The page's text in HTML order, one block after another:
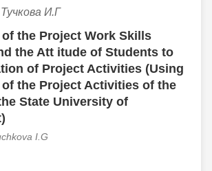
И.Г
the Project Work Skills
the Att itude of Students to
of Project Activities (Using
the Project Activities of the
State University of
I.G